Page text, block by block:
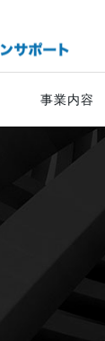
事業内容